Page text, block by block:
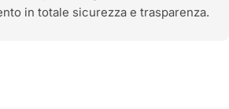
in totale sicurezza e trasparenza.